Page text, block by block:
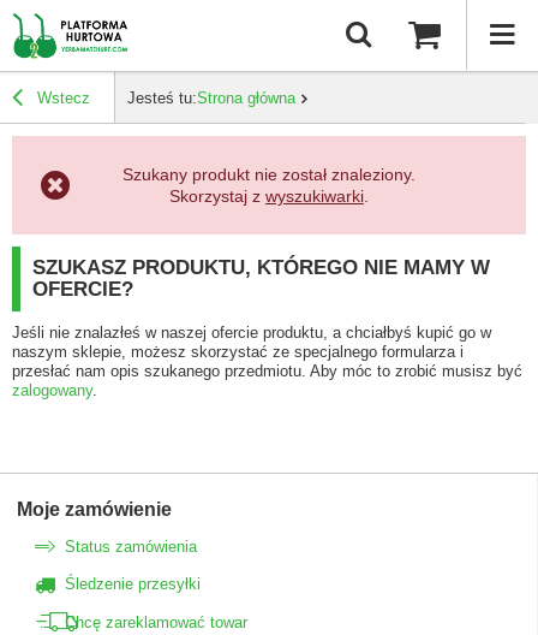
Wstecz Jesteś tu:Strona główna
Szukany produkt nie został znaleziony.
Skorzystaj z wyszukiwarki
SZUKASZ PRODUKTU, KTÓREGO NIE MAMY W
OFERCIE?
Jeśli nie znalazłeś w naszej ofercie produktu, a chciałbyś kupić go w
naszym sklepie, możesz skorzystać ze specjalnego formularza i
przesłać nam opis szukanego przedmiotu. Aby móc to zrobić musisz być
zalogowany.
Moje zamówienie
Status zamówienia
Śledzenie przesyłki
Chcę zareklamować towar